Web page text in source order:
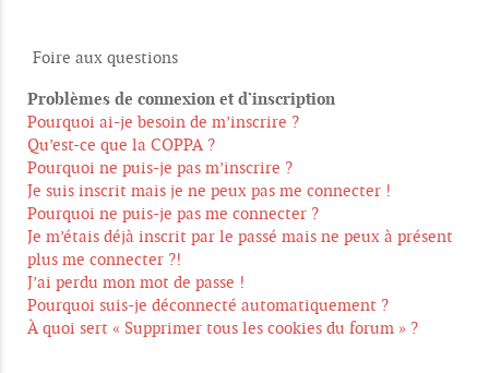
Foire aux questions
Problèmes de connexion et d’inscription
Pourquoi ai-je besoin de m’inscrire ?
Qu’est-ce que la COPPA ?
Pourquoi ne puis-je pas m’inscrire ?
Je suis inscrit mais je ne peux pas me connecter !
Pourquoi ne puis-je pas me connecter ?
Je m’étais déjà inscrit par le passé mais ne peux à présent
plus me connecter ?!
J’ai perdu mon mot de passe !
Pourquoi suis-je déconnecté automatiquement ?
À quoi sert « Supprimer tous les cookies du forum » ?